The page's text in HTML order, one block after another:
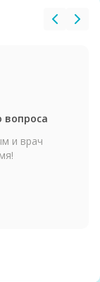
вопроса
и врач